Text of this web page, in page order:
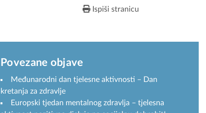
Ispiši stranicu
Povezane objave
Međunarodni dan tjelesne aktivnosti – Dan
kretanja za zdravlje
Europski tjedan mentalnog zdravlja – tjelesna